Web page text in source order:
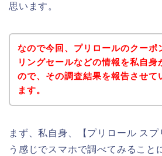
思います。
なので今回、プリロールのクーポ
リングセールなどの情報を私自身
ので、その調査結果を報告させて
ます。
まず、私自身、【プリロール ス
う感じでスマホで調べてみること